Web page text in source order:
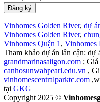
Vinhomes Golden River, dự
Vinhomes Golden River,
Vinhomes Quận 1 , Vinhomes
Tham khảo dự án lân cận: dự
grandmarinasaiigon.com ; Giá
canhosunwahpearl.edu.vn ,
vinhomescentralparktc.com
tại GKG
Copyright 2025 ©